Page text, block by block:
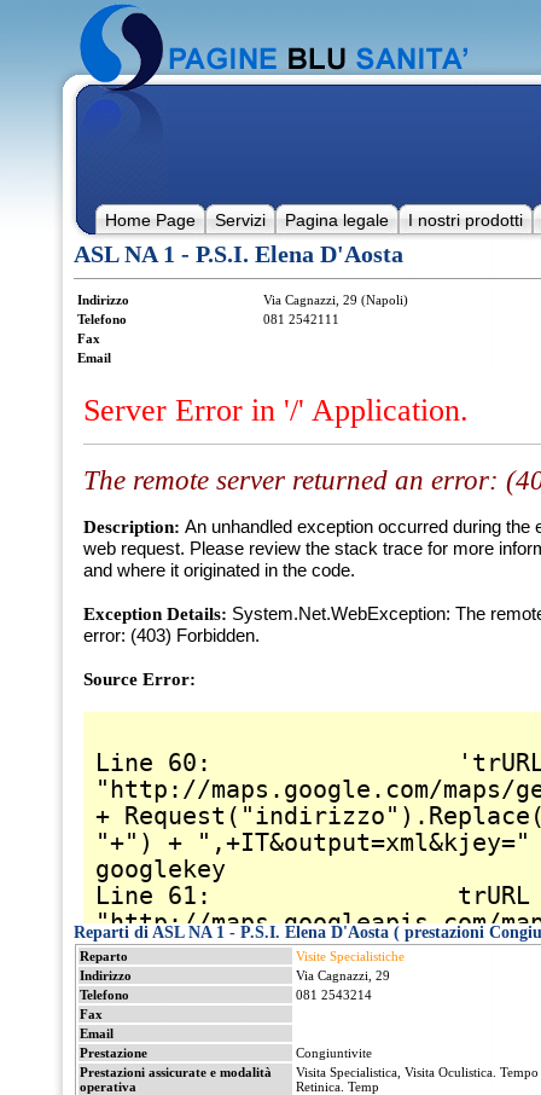
Home Page Servizi Pagina legale I nostri prodotti
ASL NA 1 - P.S.I. Elena D'Aosta
Indirizzo
Via Cagnazzi, 29 (Napoli)
Telefono
081 2542111
Fax
Email
Reparti di ASL NA 1 - P.S.I. Elena D'Aosta ( prestazioni
Reparto
Visite Specialistiche
Indirizzo
Via Cagnazzi, 29
Telefono
081 2543214
Fax
Email
Prestazione
Congiuntivite
Prestazioni assicurate e modalità
operativa
Visita Specialistica, Visita Oculistica.
Retinica. Temp